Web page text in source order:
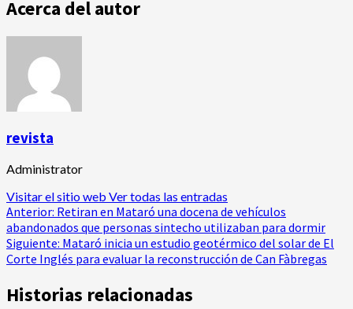
Acerca del autor
revista
Administrator
Visitar el sitio web Ver todas las entradas
Navegación
de
entradas
Anterior: Retiran en Mataró una docena de vehículos
abandonados que personas sintecho utilizaban para dormir
Siguiente: Mataró inicia un estudio geotérmico del solar de El
Corte Inglés para evaluar la reconstrucción de Can Fàbregas
Historias relacionadas